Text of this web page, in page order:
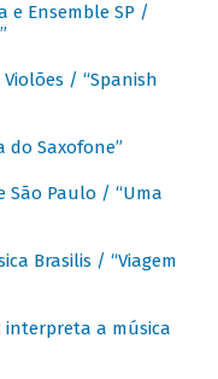
e Ensemble SP /
/ “Spanish
do Saxofone”
São Paulo / “Uma
Brasilis / “Viagem
interpreta a música